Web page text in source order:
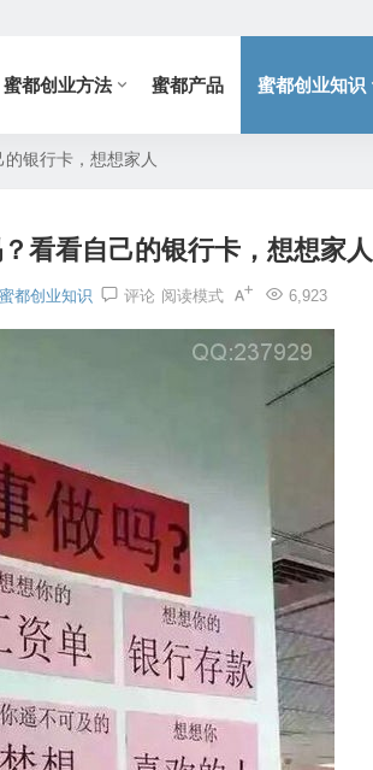
蜜都创业方法 蜜都产品 蜜都创业知识
银行卡，想想家人
看看自己的银行卡，想想家人
蜜都创业知识 评论 6,923
阅读模式